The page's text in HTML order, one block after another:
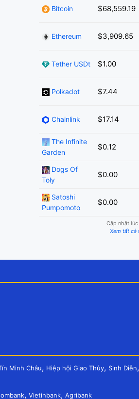
Bitcoin $68,559.19
Ethereum $3,909.65
Tether USDt $1.00
Polkadot $7.44
Chainlink $17.14
The Infinite
Garden
$0.12
Dogs Of
Toly
$0.00
Satoshi
Pumpomoto
$0.00
Cập nhật
Xem tất cả
Minh Châu, Hiệp hội Giao Thủy, Sinh Diễn,
, Vietinbank, Agribank